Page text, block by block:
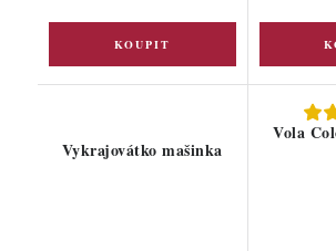
Vykrajovátko mašinka
Vola